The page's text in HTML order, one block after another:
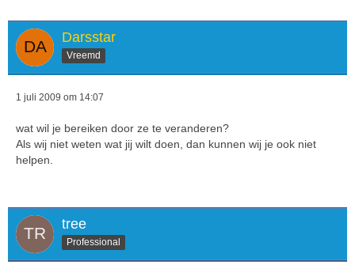
Darsstar
Vreemd
1 juli 2009 om 14:07
wat wil je bereiken door ze te veranderen?
Als wij niet weten wat jij wilt doen, dan kunnen wij je ook niet
helpen.
tree
Professional